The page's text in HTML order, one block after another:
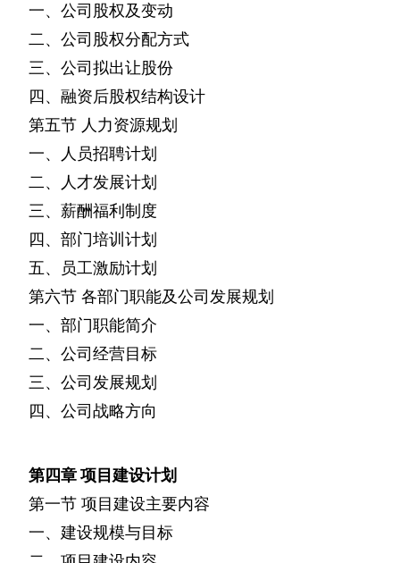
一、公司股权及变动
二、公司股权分配方式
三、公司拟出让股份
四、融资后股权结构设计
第五节 人力资源规划
一、人员招聘计划
二、人才发展计划
三、薪酬福利制度
四、部门培训计划
五、员工激励计划
第六节 各部门职能及公司发展规划
一、部门职能简介
二、公司经营目标
三、公司发展规划
四、公司战略方向
第四章项目建设计划
第一节 项目建设主要内容
一、建设规模与目标